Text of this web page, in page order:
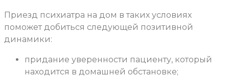
Приезд психиатра на дом в таких условиях
поможет добиться следующей позитивной
динамики:
придание уверенности пациенту, который
находится в домашней обстановке;